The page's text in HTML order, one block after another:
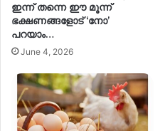
ഇന്ന് തന്നെ ഈ മൂന്ന്
ഭക്ഷണങ്ങളോട് ‘നോ’
പറയാം…
June 4, 2026